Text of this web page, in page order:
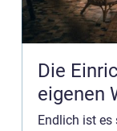
Die
eigenen
Endlich ist es